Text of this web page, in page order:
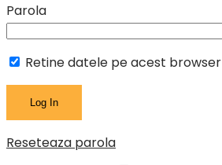
Parola
Retine datele pe acest browser
Reseteaza parola